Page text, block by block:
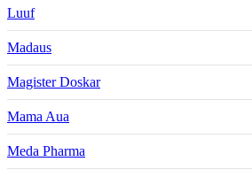
Luuf
Madaus
Magister Doskar
Mama Aua
Meda Pharma